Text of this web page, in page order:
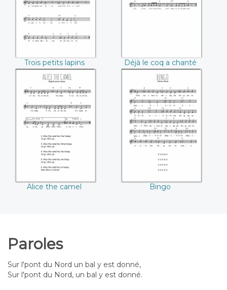
Trois petits lapins Déjà le coq a chanté
Alice the camel
Alice the camel
Bingo
Bingo
Paroles
Sur l'pont du Nord un bal y est donné,
Sur l'pont du Nord, un bal y est donné.